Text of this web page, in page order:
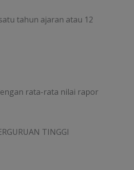
tahun ajaran atau 12
rata-rata nilai rapor
TINGGI